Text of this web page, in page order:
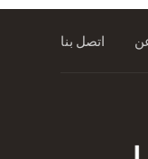
اتصل بنا